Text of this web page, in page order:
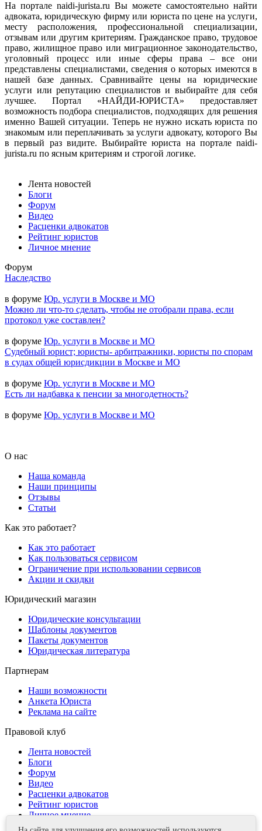
На портале naidi-jurista.ru Вы можете самостоятельно найти
адвоката, юридическую фирму или юриста по цене на услуги,
месту расположения, профессиональной специализации,
отзывам или другим критериям. Гражданское право, трудовое
право, жилищное право или миграционное законодательство,
уголовный процесс или иные сферы права – все они
представлены специалистами, сведения о которых имеются в
нашей базе данных. Сравнивайте цены на юридические
услуги или репутацию специалистов и выбирайте для себя
лучшее. Портал «НАЙДИ-ЮРИСТА» предоставляет
возможность подбора специалистов, подходящих для решения
именно Вашей ситуации. Теперь не нужно искать юриста по
знакомым или переплачивать за услуги адвокату, которого Вы
в первый раз видите. Выбирайте юриста на портале naidi-
jurista.ru по ясным критериям и строгой логике.
Лента новостей
Блоги
Форум
Видео
Расценки адвокатов
Рейтинг юристов
Личное мнение
Форум
Наследство
в форуме Юр. услуги в Москве и МО
Можно ли что-то сделать, чтобы не отобрали права, если
протокол уже составлен?
в форуме Юр. услуги в Москве и МО
Судебный юрист; юристы- арбитражники, юристы по спорам
в судах общей юрисдикции в Москве и МО
в форуме Юр. услуги в Москве и МО
Есть ли надбавка к пенсии за многодетность?
в форуме Юр. услуги в Москве и МО
О нас
Наша команда
Наши принципы
Отзывы
Статьи
Как это работает?
Как это работает
Как пользоваться сервисом
Ограничение при использовании сервисов
Акции и скидки
Юридический магазин
Юридические консультации
Шаблоны документов
Пакеты документов
Юридическая литература
Партнерам
Наши возможности
Анкета Юриста
Реклама на сайте
Правовой клуб
Лента новостей
Блоги
Форум
Видео
Расценки адвокатов
Рейтинг юристов
Личное мнение